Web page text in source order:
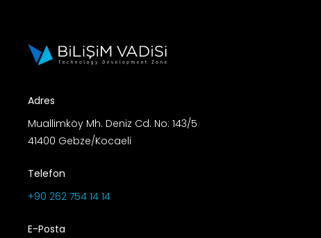
Adres
Muallimköy Mh. Deniz Cd. No: 143/5
41400 Gebze/Kocaeli
Telefon
+90 262 754 14 14
E-Posta